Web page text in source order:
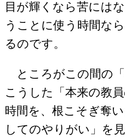
目が輝くなら苦には
うことに使う時間な
るのです。
ところがこの間の「
こうした「本来の教
時間を、根こそぎ奪
してのやりがい」を